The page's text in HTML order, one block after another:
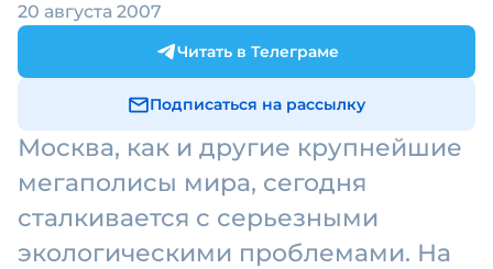
20 августа 2007
Читать в Телеграме
Подписаться на рассылку
Москва, как и другие крупнейшие
мегаполисы мира, сегодня
сталкивается с серьезными
экологическими проблемами. На